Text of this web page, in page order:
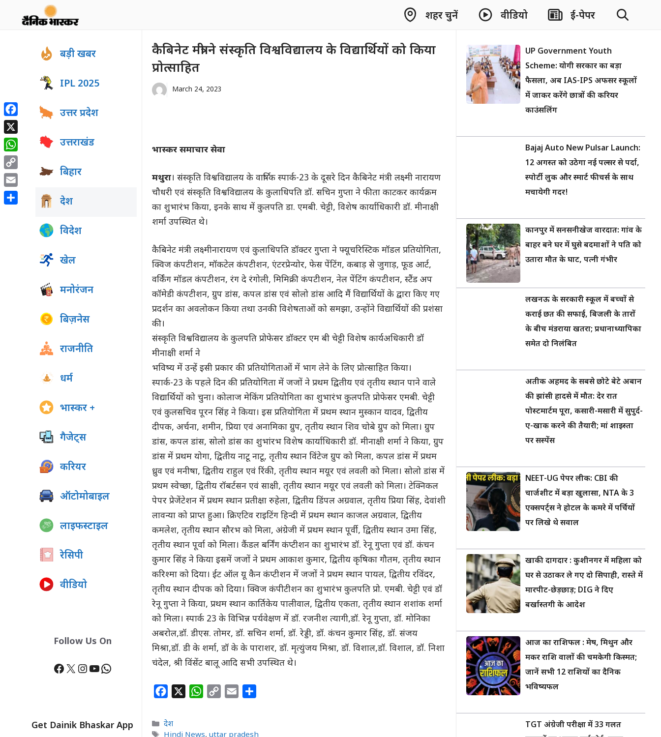
शहर चुनें वीडियो ई-पेपर
कैबिनेट मंत्री ने संस्कृति विश्वविद्यालय के विद्यार्थियों को किया
प्रोत्साहित
March 24, 2023
भास्कर समाचार सेवा
मथुरा। संस्कृति विश्वविद्यालय के वार्षिक स्पार्क-23 के दूसरे दिन कैबिनेट मंत्री लक्ष्मी नारायण
चौधरी एवं संस्कृति विश्वविद्यालय के कुलाधिपति डॉ. सचिन गुप्ता ने फीता काटकर कार्यक्रम
का शुभारंभ किया, इनके साथ में कुलपति डा. एमबी. चेट्टी, विशेष कार्याधिकारी डॉ. मीनाक्षी
शर्मा उपस्थित थे।
कैबिनेट मंत्री लक्ष्मीनारायण एवं कुलाधिपति डॉक्टर गुप्ता ने फ्यूचरिस्टिक मॉडल प्रतियोगिता,
क्विज कंपटीशन, मॉकटेल कंपटीशन, एंटरप्रेन्योर, फेस पेंटिंग, कबाड़ से जुगाड़, फूड आर्ट,
वर्किंग मॉडल कंपटीशन, रंग दे रंगोली, मिमिक्री कंपटीशन, नेल पेंटिंग कंपटीशन, स्टैंड अप
कॉमेडी कंपटीशन, ग्रुप डांस, कपल डांस एवं सोलो डांस आदि मैं विद्यार्थियों के द्वारा किए गए
प्रदर्शन का अवलोकन किया तथा उनकी विशेषताओं को समझा, उन्होंने विद्यार्थियों की प्रशंसा
की।
संस्कृति विश्वविद्यालय के कुलपति प्रोफेसर डॉक्टर एम बी चेट्टी विशेष कार्यअधिकारी डॉ
मीनाक्षी शर्मा ने
भविष्य में उन्हें इसी प्रकार की प्रतियोगिताओं में भाग लेने के लिए प्रोत्साहित किया।
स्पार्क-23 के पहले दिन की प्रतियोगिता में जजों ने प्रथम द्वितीय एवं तृतीय स्थान पाने वाले
विद्यार्थियों को चुना। कोलाज मेकिंग प्रतियोगिता का शुभारंभ कुलपति प्रोफेसर एमबी. चेट्टी
एवं कुलसचिव पूरन सिंह ने किया। इस प्रतियोगिता में प्रथम स्थान मुस्कान यादव, द्वितीय
दीपक, अर्चना, शमीन, प्रिया एवं अनामिका ग्रुप, तृतीय स्थान शिव चोबे ग्रुप को मिला। ग्रुप
डांस, कपल डांस, सोलो डांस का शुभांरभ विशेष कार्याधिकारी डॉ. मीनाक्षी शर्मा ने किया, ग्रुप
डांस में प्रथम योगा, द्वितीय नाटू नाटू, तृतीय स्थान विंटेज ग्रुप को मिला, कपल डांस में प्रथम
ध्रुव एवं मनीषा, द्वितीय राहुल एवं रिंकी, तृतीय स्थान मयूर एवं लवली को मिला। सोलो डांस में
प्रथम स्वेच्छा, द्वितीय रॉबर्टसन एवं साक्षी, तृतीय स्थान मयूर एवं लवली को मिला। टेक्निकल
पेपर प्रेजेंटेशन में प्रथम स्थान प्रतीक्षा रुहेला, द्वितीय डिंपल अग्रवाल, तृतीय प्रिया सिंह, देवांशी
लावन्या को प्राप्त हुआ। क्रिएटिव राइटिंग हिन्दी में प्रथम स्थान काजल अग्रवाल, द्वितीय
कमलेश, तृतीय स्थान सौरभ को मिला, अंग्रेजी में प्रथम स्थान पूर्वी, द्वितीय स्थान उमा सिंह,
तृतीय स्थान पूर्वा को मिला। कैंडल बर्निंग कंप्टीशन का शुभारंभ डॉ. रेनू गुप्ता एवं डॉ. कंचन
कुमार सिंह ने किया इसमें जजों ने प्रथम आकाश कुमार, द्वितीय कृषिका गौतम, तृतीय स्थान
करिश्मा को दिया। ईट ऑल यू कैन कंप्टीशन में जजों ने प्रथम स्थान पायल, द्वितीय रविंदर,
तृतीय स्थान दीपक को दिया। क्विज कंपीटीशन का शुभारंभ कुलपति प्रो. एमबी. चेट्टी एवं डॉ
रेनू गुप्ता ने किया, प्रथम स्थान कार्तिकेय पालीवाल, द्वितीय एकता, तृतीय स्थान शशांक शर्मा
को मिला। स्पार्क 23 के विभिन्न पर्यवेक्षण में डॉ. रजनीश त्यागी,डॉ. रेनू गुप्ता, डॉ. मोनिका
अबरोल,डॉ. डीएस. तोमर, डॉ. सचिन शर्मा, डॉ. रेड्डी, डॉ. कंचन कुमार सिंह, डॉ. संजय
मिश्रा,डॉ. डी के शर्मा, डॉ के के पाराशर, डॉ. मृत्युंजय मिश्रा, डॉ. विशाल,डॉ. विशाल, डॉ. निशा
चंदेल, श्री विंसेंट बालू आदि सभी उपस्थित थे।
e
W
t
y
i
r
Categories
देश
Tags
बड़ी खबर
IPL 2025
उत्तर प्रदेश
उत्तराखंड
बिहार
देश
विदेश
खेल
मनोरंजन
बिज़नेस
राजनीति
धर्म
भास्कर +
गैजेट्स
करियर
ऑटोमोबाइल
लाइफस्टाइल
रेसिपी
वीडियो
Follow Us On
Facebook
X Instagram
YouTube
WhatsApp
Get Dainik Bhaskar App
UP Government Youth
Scheme: योगी सरकार का बड़ा
फैसला, अब IAS-IPS अफसर स्कूलों
में जाकर करेंगे छात्रों की करियर
काउंसलिंग
Bajaj Auto New Pulsar Launch:
12 अगस्त को उठेगा नई पल्सर से पर्दा,
स्पोर्टी लुक और स्मार्ट फीचर्स के साथ
मचायेगी गदर!
कानपुर में सनसनीखेज वारदात: गांव के
बाहर बने घर में घुसे बदमाशों ने पति को
उतारा मौत के घाट, पत्नी गंभीर
लखनऊ के सरकारी स्कूल में बच्चों से
कराई छत की सफाई, बिजली के तारों
के बीच मंडराया खतरा; प्रधानाध्यापिका
समेत दो निलंबित
अतीक अहमद के सबसे छोटे बेटे अबान
की झांसी हादसे में मौत: देर रात
पोस्टमार्टम पूरा, कसारी-मसारी में सुपुर्द-
ए-खाक करने की तैयारी; मां शाइस्ता
पर सस्पेंस
NEET-UG पेपर लीक: CBI की
चार्जशीट में बड़ा खुलासा, NTA के 3
एक्सपर्ट्स ने होटल के कमरे में पर्चियों
पर लिखे थे सवाल
खाकी दागदार : कुशीनगर में महिला को
घर से उठाकर ले गए दो सिपाही, रास्ते में
मारपीट-छेड़छाड़; DIG ने दिए
बर्खास्तगी के आदेश
आज का राशिफल : मेष, मिथुन और
मकर राशि वालों की चमकेगी किस्मत;
जानें सभी 12 राशियों का दैनिक
भविष्यफल
TGT अंग्रेजी परीक्षा में 33 गलत
Facebook
X
WhatsApp
Copy
Link
Email